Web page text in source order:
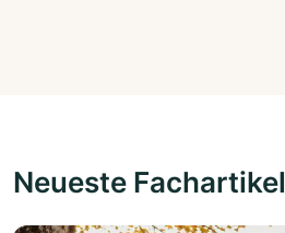
Neueste Fachartikel